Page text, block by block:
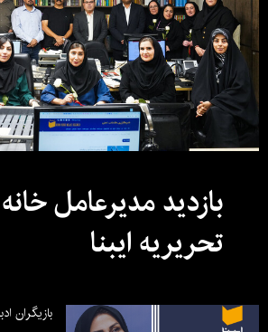
بازدید مدیرعامل
تحریریه ایبنا
بازیگران